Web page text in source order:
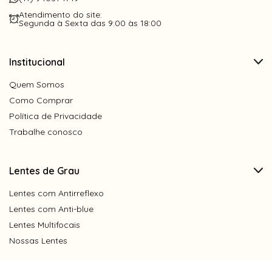
Atendimento do site:
Segunda à Sexta das 9:00 às 18:00
Institucional
Quem Somos
Como Comprar
Política de Privacidade
Trabalhe conosco
Lentes de Grau
Lentes com Antirreflexo
Lentes com Anti-blue
Lentes Multifocais
Nossas Lentes